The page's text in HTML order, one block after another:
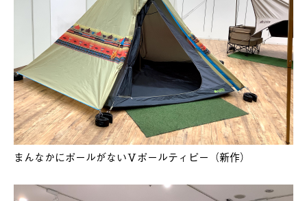
まんなかにポールがないⅤポールティピー（新作）